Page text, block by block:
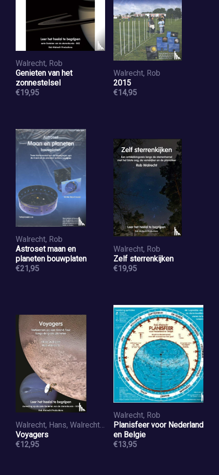
Walrecht, Rob
Genieten van het
zonnestelsel
€19,95
Walrecht, Rob
2015
€14,95
Walrecht, Rob
Astroset maan en
planeten bouwplaten
€21,95
Walrecht, Rob
Zelf sterrenkijken
€19,95
Walrecht, Hans, Walrecht, Rob
Voyagers
€12,95
Walrecht, Rob
Planisfeer voor Nederland
en Belgie
€13,95